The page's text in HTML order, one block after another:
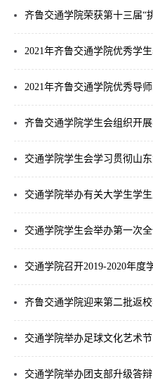
2021年齐鲁交通学院优秀学
2021年齐鲁交通学院优秀导
齐鲁交通学院学生会组织开
交通学院学生会举办第一次
交通学院召开2019-2020年度
齐鲁交通学院迎来第二批返
交通学院举办足球文化艺术节
交通学院举办团支部升级答辩